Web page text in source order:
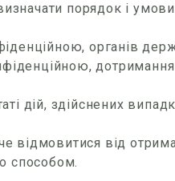
порядок і умови
органів
дотримання
дій, здійснених
відмовитися від
способом.